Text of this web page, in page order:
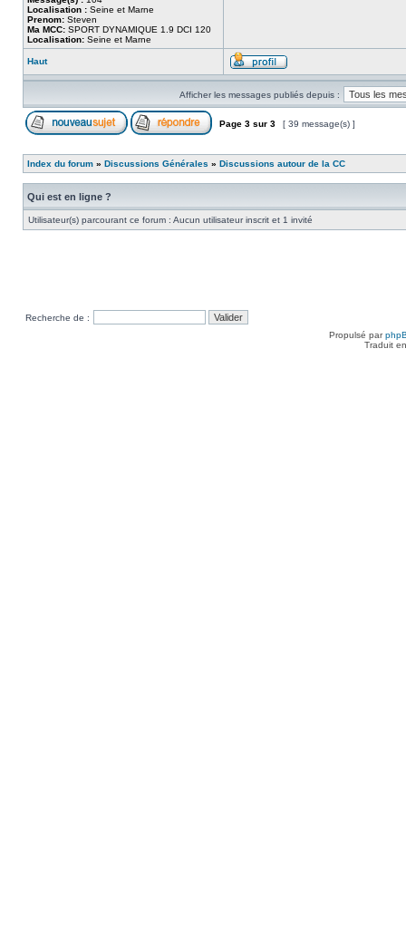
Localisation : Seine et Marne
Prenom: Steven
Ma MCC: SPORT DYNAMIQUE 1.9 DCI 120
Localisation: Seine et Marne
Haut
Afficher les messages publiés depuis :
Page 3 sur 3 [ 39 message(s) ]
Index du forum » Discussions Générales » Discussions autour de la CC
Qui est en ligne ?
Utilisateur(s) parcourant ce forum : Aucun utilisateur inscrit et 1 invité
Recherche de :
Propulsé par
Traduit